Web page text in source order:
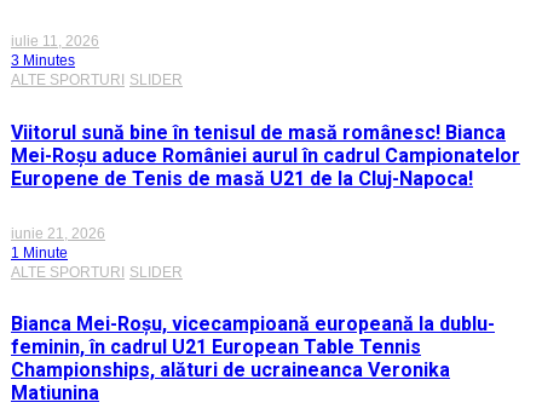
iulie 11, 2026
3 Minutes
ALTE SPORTURI
SLIDER
Viitorul sună bine în tenisul de masă românesc! Bianca
Mei-Roșu aduce României aurul în cadrul Campionatelor
Europene de Tenis de masă U21 de la Cluj-Napoca!
iunie 21, 2026
1 Minute
ALTE SPORTURI SLIDER
Bianca Mei-Roșu, vicecampioană europeană la dublu-
feminin, în cadrul U21 European Table Tennis
Championships, alături de ucraineanca Veronika
Matiunina